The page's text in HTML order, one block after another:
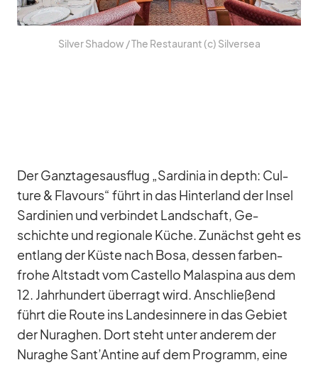
Sil­ver Shadow /​ The Re­stau­rant (c) Sil­ver­sea
Der Ganz­ta­ges­aus­flug „Sar­di­nia in depth: Cul­
ture & Fla­vours“ führt in das Hin­ter­land der In­sel
Sar­di­nien und ver­bin­det Land­schaft, Ge­
schichte und re­gio­nale Kü­che. Zu­nächst geht es
ent­lang der Küste nach Bosa, des­sen far­ben­
frohe Alt­stadt vom Cas­tello Ma­l­aspina aus dem
12. Jahr­hun­dert über­ragt wird. An­schlie­ßend
führt die Route ins Lan­des­in­nere in das Ge­biet
der Nurag­hen. Dort steht un­ter an­de­rem der
Nuraghe Sant’Antine auf dem Pro­gramm, eine